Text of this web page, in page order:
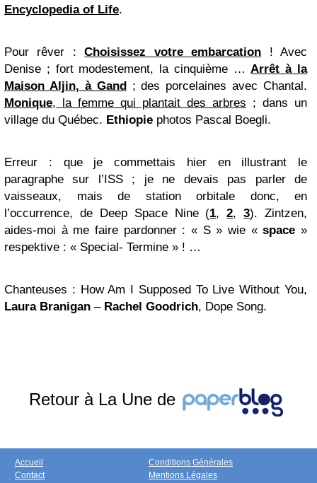
Encyclopedia of Life.
Pour rêver :Choisissez votre embarcation ! Avec
Denise ; fort modestement, la cinquième …Arrêt à la
Maison Aljin, à Gand; des porcelaines avec Chantal.
Monique, la femme qui plantait des arbres ; dans un
village du Québec. Ethiopie photos Pascal Boegli.
Erreur : que je commettais hier en illustrant le
paragraphe sur l’ISS; je ne devais pas parler de
vaisseaux, mais de station orbitale donc, en
l’occurrence, de Deep Space Nine (1,2,3). Zintzen,
aides-moi à me faire pardonner : « S » wie «space »
respektive : « Special- Termine » ! …
Chanteuses : How Am I Supposed To Live Without You,
Laura Branigan – Rachel Goodrich, Dope Song.
Retour à La Une de
Accueil
Contact
Conditions Générales
Mentions Légales